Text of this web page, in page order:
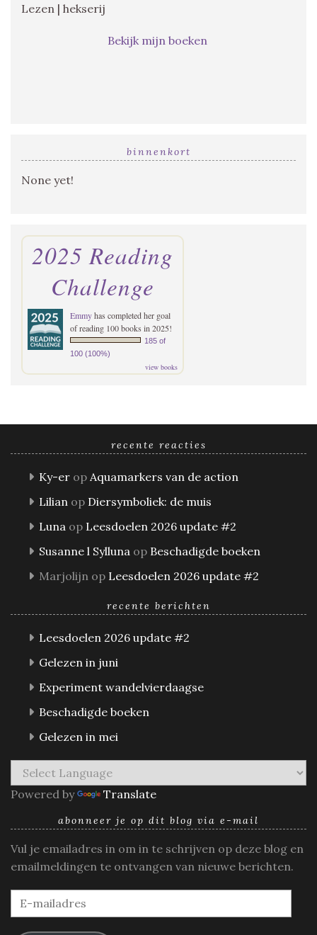
Lezen | hekserij
Bekijk mijn boeken
binnenkort
None yet!
2025 Reading
Challenge
Emmyhas completed her goal
of reading 100 books in 2025!
185 of
100 (100%)
view books
recente reacties
Ky-er op Aquamarkers van de action
Lilian op Diersymboliek: de muis
Luna op Leesdoelen 2026 update #2
Susanne l Sylluna op Beschadigde boeken
Marjolijn op Leesdoelen 2026 update #2
recente berichten
Leesdoelen 2026 update #2
Gelezen in juni
Experiment wandelvierdaagse
Beschadigde boeken
Gelezen in mei
Powered by Translate
abonneer je op dit blog via e-mail
Vul je emailadres in om in te schrijven op deze blog en
emailmeldingen te ontvangen van nieuwe berichten.
E-
mailadres